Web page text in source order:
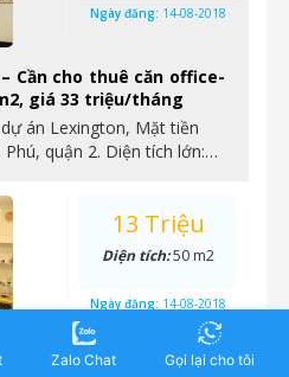
Cần cho thuê căn office-
giá 33 triệu/tháng
án Lexington, Mặt tiền
quận 2. Diện tích lớn:…
Ngày đăng: 14-08-2018
căn hộ 1 phòng ngủ, full
13 Triệu
Diện tích:50 m2
Ngày đăng: 14-08-2018
Zalo Chat Gọi lại cho tôi